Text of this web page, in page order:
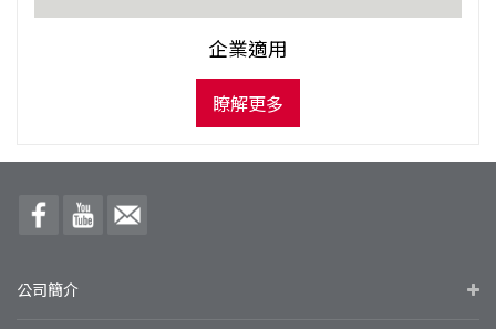
企業適用
瞭解更多
公司簡介